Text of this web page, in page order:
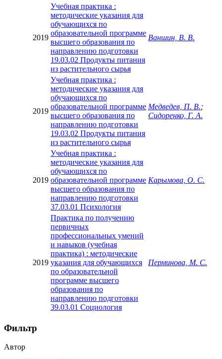
2019
Учебная практика :
методические указания для
обучающихся по
образовательной программе
высшего образования по
направлению подготовки
19.03.02 Продукты питания
из растительного сырья
Ваншин, В. В.
2019
Учебная практика :
методические указания для
обучающихся по
образовательной программе
высшего образования по
направлению подготовки
19.03.02 Продукты питания
из растительного сырья
Медведев, П. В.;
Сидоренко, Г. А.
2019
Учебная практика :
методические указания для
обучающихся по
образовательной программе
высшего образования по
направлению подготовки
37.03.01 Психология
Карымова, О. С.
2019
Практика по получению
первичных
профессиональных умений
и навыков (учебная
практика) : методические
указания для обучающихся
по образовательной
программе высшего
образования по
направлению подготовки
39.03.01 Социология
Перминова, М. С.
Фильтр
Автор